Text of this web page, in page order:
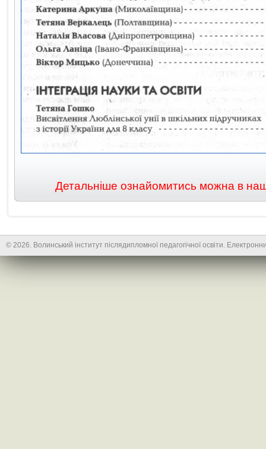
Детальніше ознайомитись можна в
© 2026. Волинський інститут післядипломної педагогічної освіти.